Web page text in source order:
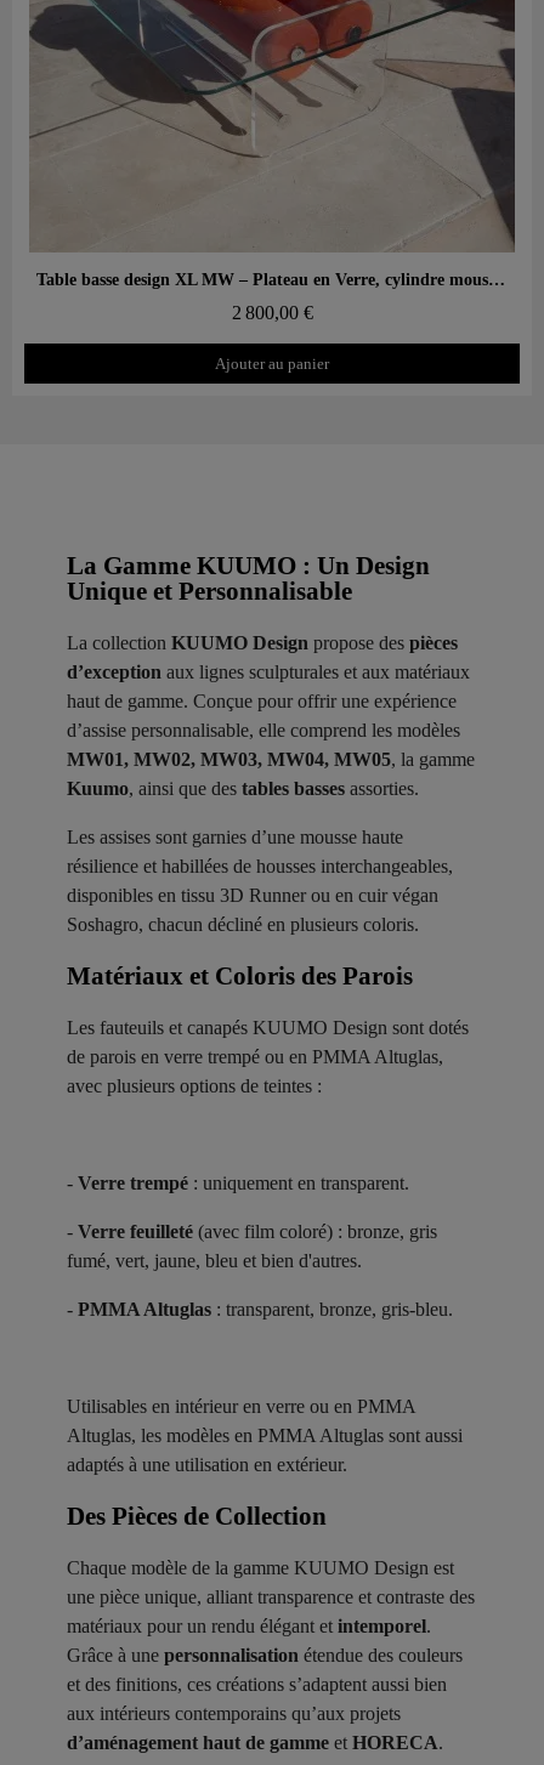
Aperçu rapide Table basse design XL MW – Plateau en Verre, cylindre mousse alvéolaire
2 800,00 €
Ajouter au panier
La Gamme KUUMO : Un Design
Unique et Personnalisable
La collection KUUMO Design propose des pièces
d’exception aux lignes sculpturales et aux matériaux
haut de gamme. Conçue pour offrir une expérience
d’assise personnalisable, elle comprend les modèles
MW01, MW02, MW03, MW04, MW05, la gamme
Kuumo, ainsi que des tables basses assorties.
Les assises sont garnies d’une mousse haute
résilience et habillées de housses interchangeables,
disponibles en tissu 3D Runner ou en cuir végan
Soshagro, chacun décliné en plusieurs coloris.
Matériaux et Coloris des Parois ​
Les fauteuils et canapés KUUMO Design sont dotés
de parois en verre trempé ou en PMMA Altuglas,
avec plusieurs options de teintes :
- Verre trempé : uniquement en transparent.
- Verre feuilleté (avec film coloré) : bronze, gris
fumé, vert, jaune, bleu et bien d'autres.
- PMMA Altuglas : transparent, bronze, gris-bleu.
Utilisables en intérieur en verre ou en PMMA
Altuglas, les modèles en PMMA Altuglas sont aussi
adaptés à une utilisation en extérieur.
Des Pièces de Collection ​
Chaque modèle de la gamme KUUMO Design est
une pièce unique, alliant transparence et contraste des
matériaux pour un rendu élégant et intemporel.
Grâce à une personnalisation étendue des couleurs
et des finitions, ces créations s’adaptent aussi bien
aux intérieurs contemporains qu’aux projets
d’aménagement haut de gamme et HORECA.